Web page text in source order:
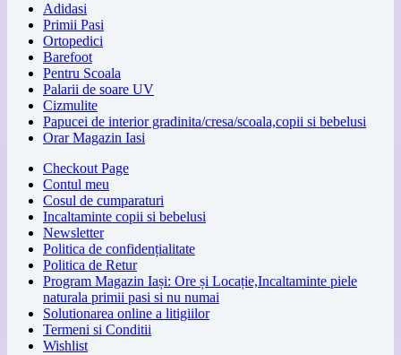
Adidasi
Primii Pasi
Ortopedici
Barefoot
Pentru Scoala
Palarii de soare UV
Cizmulite
Papucei de interior gradinita/cresa/scoala,copii si bebelusi
Orar Magazin Iasi
Checkout Page
Contul meu
Cosul de cumparaturi
Incaltaminte copii si bebelusi
Newsletter
Politica de confidențialitate
Politica de Retur
Program Magazin Iași: Ore și Locație,Incaltaminte piele
naturala primii pasi si nu numai
Solutionarea online a litigiilor
Termeni si Conditii
Wishlist